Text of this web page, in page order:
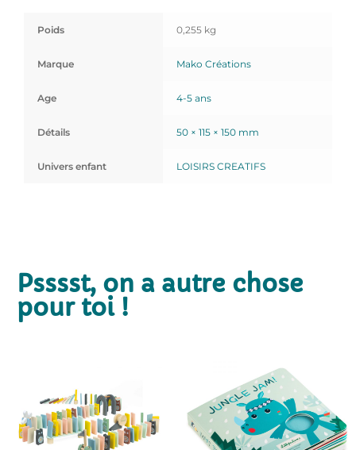
Poids 0,255 kg
Marque Mako Créations
Age 4-5 ans
Détails 50 × 115 × 150 mm
Univers enfant LOISIRS CREATIFS
Psssst, on a autre chose
pour toi !